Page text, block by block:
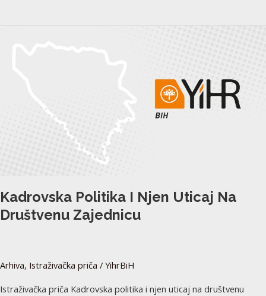
Kadrovska Politika I Njen Uticaj Na
Društvenu Zajednicu
Arhiva, Istraživačka priča / YihrBiH
Istraživačka priča Kadrovska politika i njen uticaj na društvenu